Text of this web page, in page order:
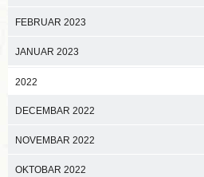
FEBRUAR 2023
JANUAR 2023
2022
DECEMBAR 2022
NOVEMBAR 2022
OKTOBAR 2022